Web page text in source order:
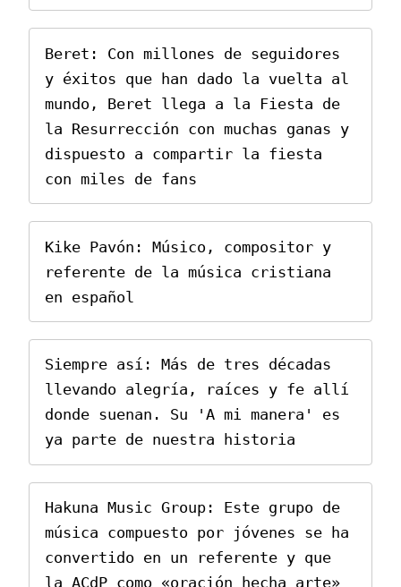
Beret: Con millones de seguidores
y éxitos que han dado la vuelta al
mundo, Beret llega a la Fiesta de
la Resurrección con muchas ganas y
dispuesto a compartir la fiesta
Kike Pavón: Músico, compositor y
referente de la música cristiana
Siempre así: Más de tres décadas
llevando alegría, raíces y fe allí
donde suenan. Su 'A mi manera' es
Hakuna Music Group: Este grupo de
música compuesto por jóvenes se ha
convertido en un referente y que